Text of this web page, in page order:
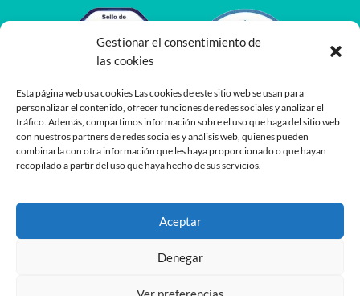
Gestionar el consentimiento de
las cookies
Esta página web usa cookies Las cookies de este sitio web se usan para
personalizar el contenido, ofrecer funciones de redes sociales y analizar el
tráfico. Además, compartimos información sobre el uso que haga del sitio web
con nuestros partners de redes sociales y análisis web, quienes pueden
combinarla con otra información que les haya proporcionado o que hayan
recopilado a partir del uso que haya hecho de sus servicios.
Aceptar
Denegar